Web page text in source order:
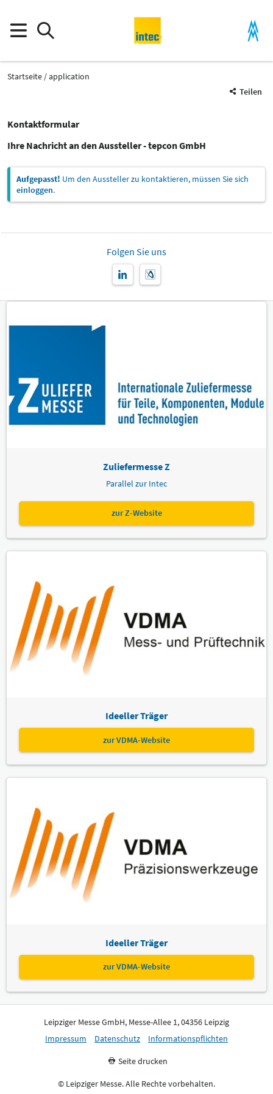
Startseite
application
Teilen
Kontaktformular
Ihre Nachricht an den Aussteller - tepcon GmbH
Aufgepasst! Um den Aussteller zu kontaktieren, müssen Sie sich
einloggen.
Folgen Sie uns
Zuliefermesse Z
Parallel zur Intec
zur Z-Website
Ideeller Träger
zur VDMA-Website
Ideeller Träger
zur VDMA-Website
Leipziger Messe GmbH, Messe-Allee 1, 04356 Leipzig
Impressum
Datenschutz Informationspflichten
Seite drucken
© Leipziger Messe. Alle Rechte vorbehalten.